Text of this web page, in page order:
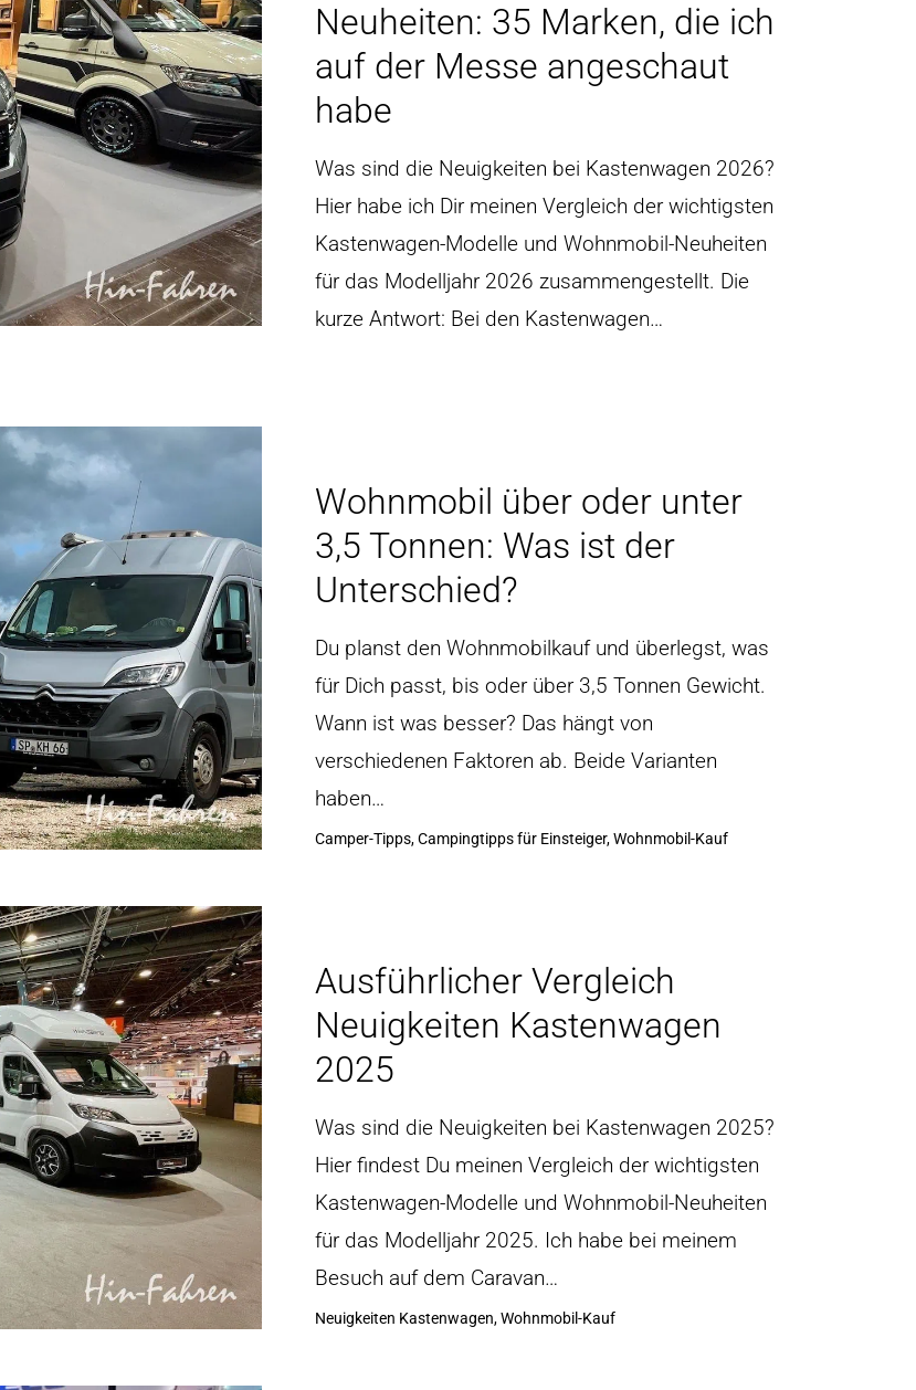
Neuheiten: 35 Marken, die ich
auf der Messe angeschaut
habe
Was sind die Neuigkeiten bei Kastenwagen 2026?
Hier habe ich Dir meinen Vergleich der wichtigsten
Kastenwagen-Modelle und Wohnmobil-Neuheiten
für das Modelljahr 2026 zusammengestellt. Die
kurze Antwort: Bei den Kastenwagen…
Wohnmobil über oder unter
3,5 Tonnen: Was ist der
Unterschied?
Du planst den Wohnmobilkauf und überlegst, was
für Dich passt, bis oder über 3,5 Tonnen Gewicht.
Wann ist was besser? Das hängt von
verschiedenen Faktoren ab. Beide Varianten
haben…
Camper-Tipps, Campingtipps für Einsteiger, Wohnmobil-Kauf
Ausführlicher Vergleich
Neuigkeiten Kastenwagen
2025
Was sind die Neuigkeiten bei Kastenwagen 2025?
Hier findest Du meinen Vergleich der wichtigsten
Kastenwagen-Modelle und Wohnmobil-Neuheiten
für das Modelljahr 2025. Ich habe bei meinem
Besuch auf dem Caravan…
Neuigkeiten Kastenwagen, Wohnmobil-Kauf